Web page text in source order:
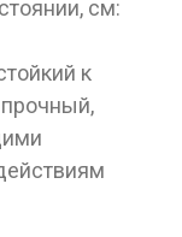
см:
к
прочный,